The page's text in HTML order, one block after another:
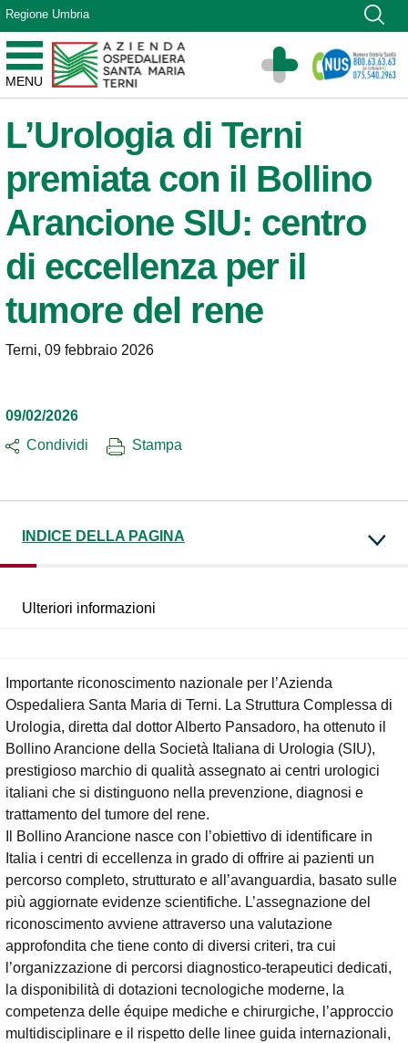
Vai ai contenuti
Vai al menu di navigazione
Vai al footer
Regione Umbria
MENU
Azienda Ospedaliera Santa Maria di Terni
Sito Istituzionale
L’Urologia di Terni
premiata con il Bollino
Arancione SIU: centro
di eccellenza per il
tumore del rene
Terni, 09 febbraio 2026
09/02/2026
Condividi
Stampa
INDICE DELLA PAGINA
Ulteriori informazioni
Importante riconoscimento nazionale per l’Azienda
Ospedaliera Santa Maria di Terni. La Struttura Complessa di
Urologia, diretta dal dottor Alberto Pansadoro, ha ottenuto il
Bollino Arancione della Società Italiana di Urologia (SIU),
prestigioso marchio di qualità assegnato ai centri urologici
italiani che si distinguono nella prevenzione, diagnosi e
trattamento del tumore del rene.
Il Bollino Arancione nasce con l’obiettivo di identificare in
Italia i centri di eccellenza in grado di offrire ai pazienti un
percorso completo, strutturato e all’avanguardia, basato sulle
più aggiornate evidenze scientifiche. L’assegnazione del
riconoscimento avviene attraverso una valutazione
approfondita che tiene conto di diversi criteri, tra cui
l’organizzazione di percorsi diagnostico-terapeutici dedicati,
la disponibilità di dotazioni tecnologiche moderne, la
competenza delle équipe mediche e chirurgiche, l’approccio
multidisciplinare e il rispetto delle linee guida internazionali,